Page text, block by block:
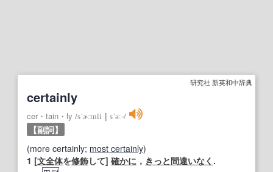
研究社 新英和中辞典
certainly
cer・tain・ly /sˈɚːtnli sˈəː‐/
【副詞】
(more certainly; most certainly)
1 [文全体を修飾して] 確かに ， きっと間違いなく .